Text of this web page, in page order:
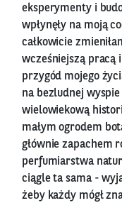
eksperymenty i
wpłynęły na moją
całkowicie
wcześniejszą pracą
przygód mojego
na bezludnej
wielowiekową
małym ogrodem
głównie zapachem
perfumiarstwa
ciągle ta sama -
żeby każdy mógł